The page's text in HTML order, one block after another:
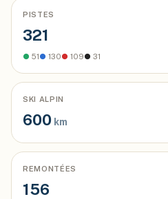
PISTES
321
● 51● 130● 109● 31
SKI ALPIN
600 km
REMONTÉES
156